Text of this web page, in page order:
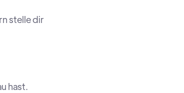
stelle dir
hast.